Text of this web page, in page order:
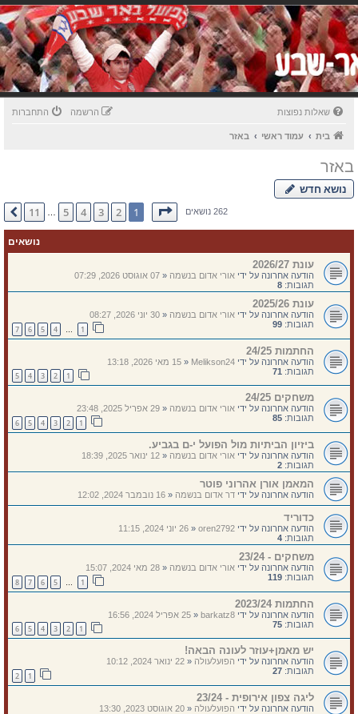
שאלות נפוצות התחברות הרשמה
בית עמוד ראשי באזר
באזר
נושא חדש
262 נושאיםדף1מתוך11
1
2
3
4
5
11 הבא
נושאים
עונת 2026/27
הודעה אחרונה על ידי אורי אדום בנשמה«07 אוגוסט 2026, 07:29
תגובות: 8
עונת 2025/26
הודעה אחרונה על ידי אורי אדום בנשמה«30 יוני 2026, 08:27
תגובות: 99
…
4
5
6
7
החתמות 24/25
הודעה אחרונה על ידי Melikson24
«15 מאי 2026, 13:18
תגובות: 71
2
3
4
5
משחקים 24/25
הודעה אחרונה על ידי אורי אדום בנשמה«29 אפריל 2025, 23:48
תגובות: 85
2
3
4
5
6
ביזיון הביתיות מול הפועל י-ם בגביע.
הודעה אחרונה על ידי אורי אדום בנשמה«12 ינואר 2025, 18:39
תגובות: 2
המאמן אורן אהרוני פוטר
הודעה אחרונה על ידי דר אדום בנשמה«16 נובמבר 2024, 12:02
כדוריד
הודעה אחרונה על ידי oren2792
«26 יוני 2024, 11:15
תגובות: 4
משחקים - 23/24
הודעה אחרונה על ידי אורי אדום בנשמה«28 מאי 2024, 15:07
תגובות: 119
…
5
6
7
8
החתמות 2023/24
הודעה אחרונה על ידי barkatz8
«25 אפריל 2024, 16:56
תגובות: 75
2
3
4
5
6
יש מאמן+עוזר לעונה הבאה!
הודעה אחרונה על ידי הפועלעולה«22 ינואר 2024, 10:12
תגובות: 27
2
ליגה צפון אירופית - 23/24
הודעה אחרונה על ידי הפועלעולה«20 אוגוסט 2023, 13:30